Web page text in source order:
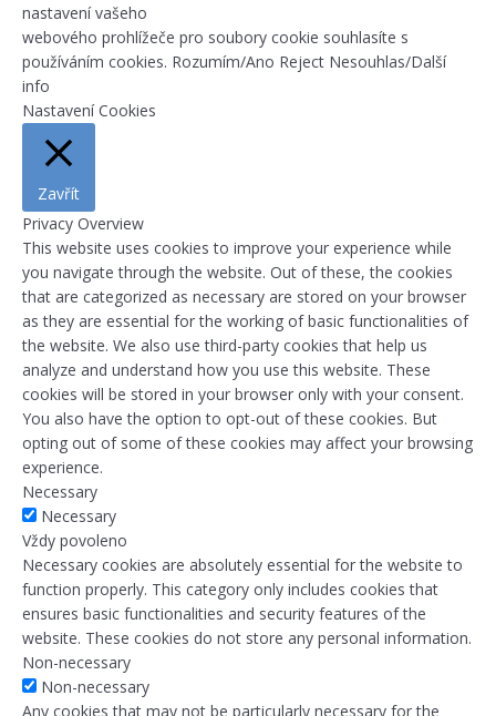
nastavení vašeho
webového prohlížeče pro soubory cookie souhlasíte s
používáním cookies. Rozumím/Ano Reject Nesouhlas/Další
info
Nastavení Cookies
Zavřít
Privacy Overview
This website uses cookies to improve your experience while
you navigate through the website. Out of these, the cookies
that are categorized as necessary are stored on your browser
as they are essential for the working of basic functionalities of
the website. We also use third-party cookies that help us
analyze and understand how you use this website. These
cookies will be stored in your browser only with your consent.
You also have the option to opt-out of these cookies. But
opting out of some of these cookies may affect your browsing
experience.
Necessary
Necessary
Vždy povoleno
Necessary cookies are absolutely essential for the website to
function properly. This category only includes cookies that
ensures basic functionalities and security features of the
website. These cookies do not store any personal information.
Non-necessary
Non-necessary
Any cookies that may not be particularly necessary for the